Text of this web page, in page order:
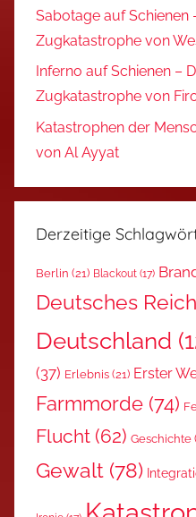
Sabotage auf Schienen
Zugkatastrophe von
Inferno auf Schienen –
Zugkatastrophe von
Katastrophen der
von Al Ayyat
Derzeitige
Berlin (21) Blackout (17)
Deutsches Reich
Deutschland
(37) Erlebnis (21) Erster
Farmmorde (74)
Flucht (62) Geschichte
Gewalt (78)